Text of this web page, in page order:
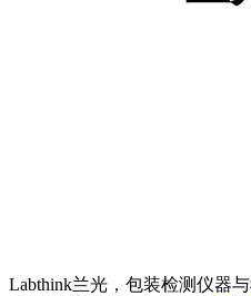
Labthink兰光，包装检测仪器